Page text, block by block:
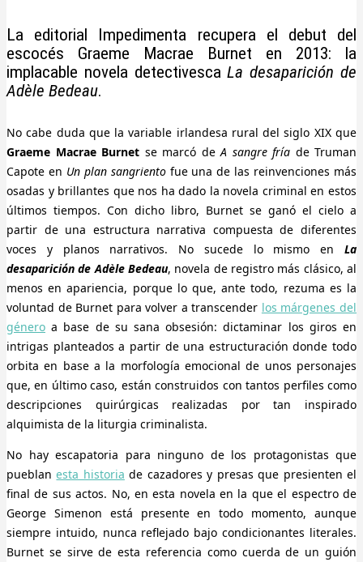
La editorial Impedimenta recupera el debut del
escocés Graeme Macrae Burnet en 2013: la
implacable novela detectivescaLa desaparición de
Adèle Bedeau.
No cabe duda que la variable irlandesa rural del siglo XIX que
Graeme Macrae Burnet se marcó de A sangre fría de Truman
Capote en Un plan sangrientofue una de las reinvenciones más
osadas y brillantes que nos ha dado la novela criminal en estos
últimos tiempos. Con dicho libro, Burnet se ganó el cielo a
partir de una estructura narrativa compuesta de diferentes
voces y planos narrativos. No sucede lo mismo en La
desaparición de Adèle Bedeau, novela de registro más clásico, al
menos en apariencia, porque lo que, ante todo, rezuma es la
voluntad de Burnet para volver a transcender los márgenes del
género a base de su sana obsesión: dictaminar los giros en
intrigas planteados a partir de una estructuración donde todo
orbita en base a la morfología emocional de unos personajes
que, en último caso, están construidos con tantos perfiles como
descripciones quirúrgicas realizadas por tan inspirado
alquimista de la liturgia criminalista.
No hay escapatoria para ninguno de los protagonistas que
pueblanesta historia de cazadores y presas que presienten el
final de sus actos. No, en esta novela en la que el espectro de
George Simenon está presente en todo momento, aunque
siempre intuido, nunca reflejado bajo condicionantes literales.
Burnet se sirve de esta referencia como cuerda de un guión